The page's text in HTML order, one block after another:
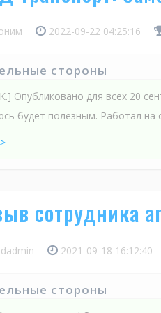
2022-09-22 04:25:16
стороны
Опубликовано для всех 20
будет полезным. Работал на
сотрудника
2021-09-18 16:12:40
стороны